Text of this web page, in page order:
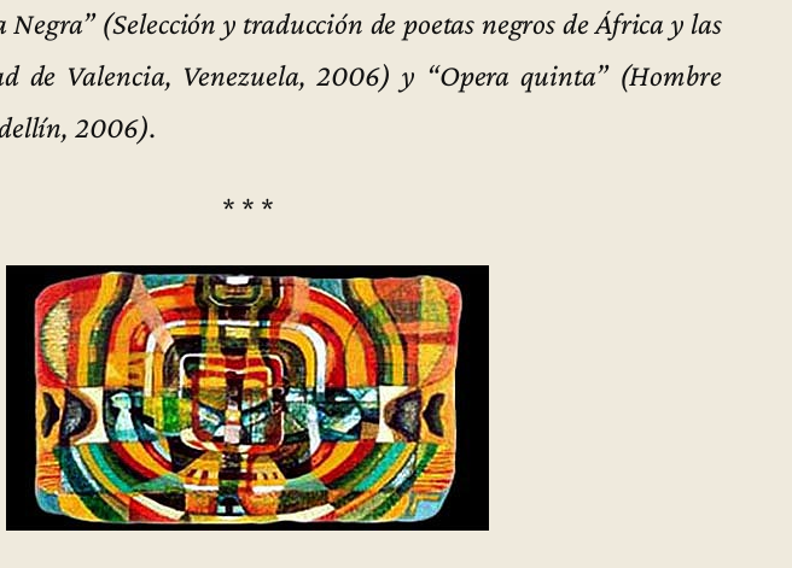
Negra” (Selección y traducción de poetas negros de África y las
de Valencia, Venezuela, 2006) y “Opera quinta” (Hombre
2006).
* * *